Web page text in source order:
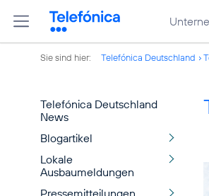
Sie sind hier: Telefónica Deutschland
Telefónica Deutschland
News
Blogartikel
Lokale
Ausbaumeldungen
Pressemitteilungen